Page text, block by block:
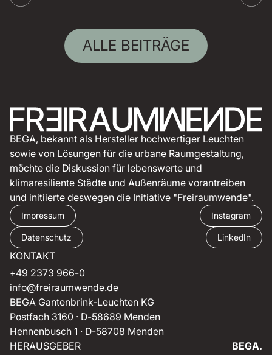
ALLE BEITRÄGE
BEGA, bekannt als Hersteller hochwertiger Leuchten
sowie von Lösungen für die urbane Raumgestaltung,
möchte die Diskussion für lebenswerte und
klimaresiliente Städte und Außenräume vorantreiben
und initiierte deswegen die Initiative "Freiraumwende".
Instagram
LinkedIn
Impressum
Datenschutz
KONTAKT
+49 2373 966-0
info@freiraumwende.de
BEGA Gantenbrink-Leuchten KG
Postfach 3160 · D-58689 Menden
Hennenbusch 1 · D-58708 Menden
HERAUSGEBER
BEGA.